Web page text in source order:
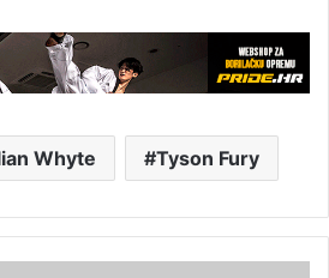
Whyte Tyson Fury